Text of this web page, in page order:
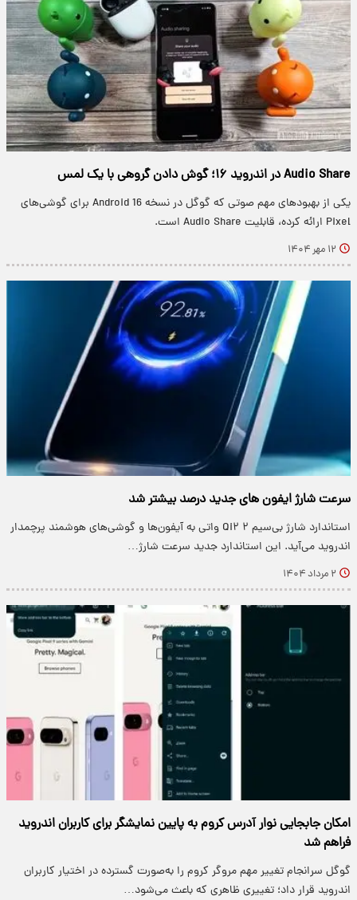
Audio Share در اندروید ۱۶؛ گوش دادن گروهی با یک لمس
یکی از بهبودهای مهم صوتی که گوگل در نسخه Android 16 برای گوشی‌های
Pixel ارائه کرده، قابلیت Audio Share است.
۱۲ مهر ۱۴۰۴
سرعت شارژ ایفون های جدید درصد بیشتر شد
استاندارد شارژ بی‌سیم Qi۲ ۲ واتی به آیفون‌ها و گوشی‌های هوشمند پرچمدار
اندروید می‌آید. این استاندارد جدید سرعت شارژ…
۲ مرداد ۱۴۰۴
امکان جابجایی نوار آدرس کروم به پایین نمایشگر برای کاربران اندروید
فراهم شد
گوگل سرانجام تغییر مهم مروگر کروم را به‌صورت گسترده در اختیار کاربران
اندروید قرار داد؛ تغییری ظاهری که باعث می‌شود…